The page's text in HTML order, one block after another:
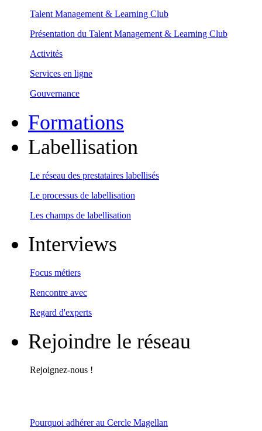
Talent Management & Learning Club
Présentation du Talent Management & Learning Club
Activités
Services en ligne
Gouvernance
Formations
Labellisation
Le réseau des prestataires labellisés
Le processus de labellisation
Les champs de labellisation
Interviews
Focus métiers
Rencontre avec
Regard d'experts
Rejoindre le réseau
Rejoignez-nous !
Pourquoi adhérer au Cercle Magellan